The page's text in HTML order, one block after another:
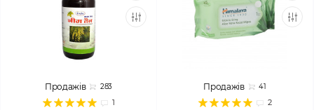
1
Продажів 283
2
Продажів 41